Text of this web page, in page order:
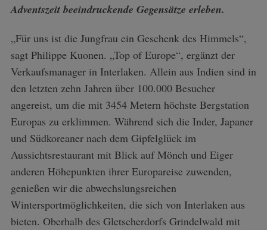
Adventszeit beeindruckende Gegensätze erleben.
„Für uns ist die Jungfrau ein Geschenk des Himmels“,
sagt Philippe Kuonen. „Top of Europe“, ergänzt der
Verkaufsmanager in Interlaken. Allein aus Indien sind in
den letzten zehn Jahren über 100.000 Besucher
angereist, um die mit 3454 Metern höchste Bergstation
Europas zu erklimmen. Während sich die Inder, Japaner
und Südkoreaner nach dem Gipfelglück im
Aussichtsrestaurant mit Blick auf Mönch und Eiger
anderen Höhepunkten ihrer Europareise zuwenden,
genießen wir die abwechslungsreichen
Wintersportmöglichkeiten, die sich von Interlaken aus
bieten. Oberhalb des Gletscherdorfs Grindelwald mit